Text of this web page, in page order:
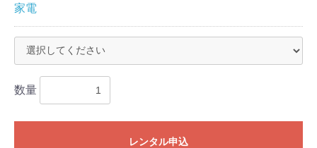
家電
数量
レンタル申込